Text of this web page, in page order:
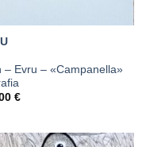
– Evru – «Campanella»
€